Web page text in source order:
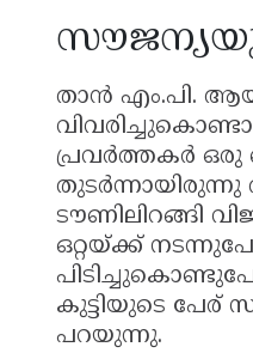
താൻ എം.പി.
പ്രവർത്തകർ ഒരു
തുടർന്നായിരുന്നു
ടൗണിലിറങ്ങി
ഒറ്റയ്ക്ക്
കുട്ടിയുടെ പേര്
പറയുന്നു.